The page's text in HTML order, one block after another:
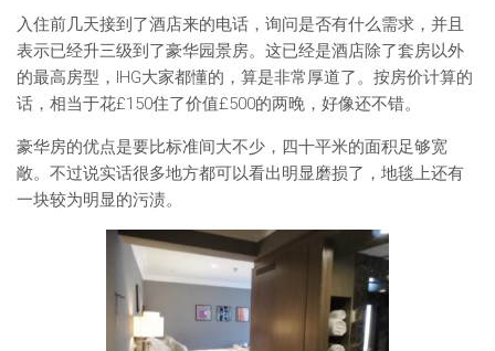
入住前几天接到了酒店来的电话，询问是否有什么需求，并且
表示已经升三级到了豪华园景房。这已经是酒店除了套房以外
的最高房型，IHG大家都懂的，算是非常厚道了。按房价计算的
话，相当于花£150住了价值£500的两晚，好像还不错。
豪华房的优点是要比标准间大不少，四十平米的面积足够宽
敞。不过说实话很多地方都可以看出明显磨损了，地毯上还有
一块较为明显的污渍。